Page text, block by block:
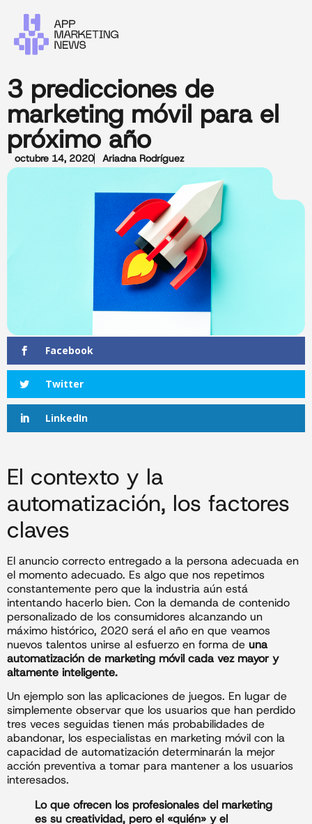
3 predicciones de
marketing móvil para el
próximo año
octubre 14, 2020 Ariadna Rodríguez
Facebook
Twitter
LinkedIn
El contexto y la
automatización, los factores
claves
El anuncio correcto entregado a la persona adecuada en
el momento adecuado. Es algo que nos repetimos
constantemente pero que la industria aún está
intentando hacerlo bien. Con la demanda de contenido
personalizado de los consumidores alcanzando un
máximo histórico, 2020 será el año en que veamos
nuevos talentos unirse al esfuerzo en forma de una
automatización de marketing móvil cada vez mayor y
altamente inteligente.
Un ejemplo son las aplicaciones de juegos. En lugar de
simplemente observar que los usuarios que han perdido
tres veces seguidas tienen más probabilidades de
abandonar, los especialistas en marketing móvil con la
capacidad de automatización determinarán la mejor
acción preventiva a tomar para mantener a los usuarios
interesados.
Lo que ofrecen los profesionales del marketing
es su creatividad, pero el «quién» y el